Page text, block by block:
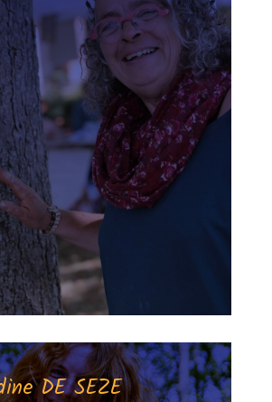
DE SEZE